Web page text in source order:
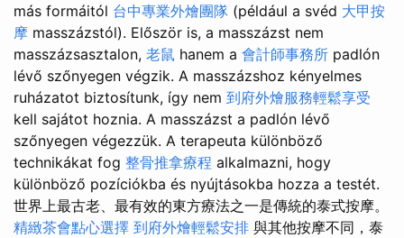
más formáitól 台中專業外燴團隊 (például a svéd 大甲按
摩 masszázstól). Először is, a masszázst nem
masszázsasztalon, 老鼠 hanem a 會計師事務所 padlón
lévő szőnyegen végzik. A masszázshoz kényelmes
ruházatot biztosítunk, így nem 到府外燴服務輕鬆享受
kell sajátot hoznia. A masszázst a padlón lévő
szőnyegen végezzük. A terapeuta különböző
technikákat fog 整骨推拿療程 alkalmazni, hogy
különböző pozíciókba és nyújtásokba hozza a testét.
世界上最古老、最有效的東方療法之一是傳統的泰式按摩。
精緻茶會點心選擇 到府外燴輕鬆安排 與其他按摩不同，泰